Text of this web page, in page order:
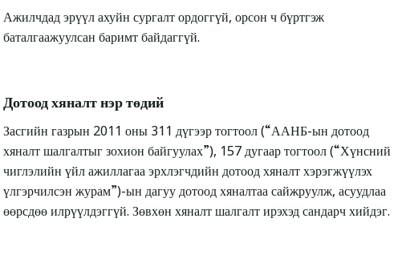
Ажилчдад эрүүл ахуйн сургалт ордоггүй, орсон ч бүртгэж
баталгаажуулсан баримт байдаггүй.
Дотоод хяналт нэр төдий
Засгийн газрын 2011 оны 311 дүгээр тогтоол (“ААНБ-ын дотоод
хяналт шалгалтыг зохион байгуулах”), 157 дугаар тогтоол (“Хүнсний
чиглэлийн үйл ажиллагаа эрхлэгчдийн дотоод хяналт хэрэгжүүлэх
үлгэрчилсэн журам”)-ын дагуу дотоод хяналтаа сайжруулж, асуудлаа
өөрсдөө илрүүлдэггүй. Зөвхөн хяналт шалгалт ирэхэд сандарч хийдэг.